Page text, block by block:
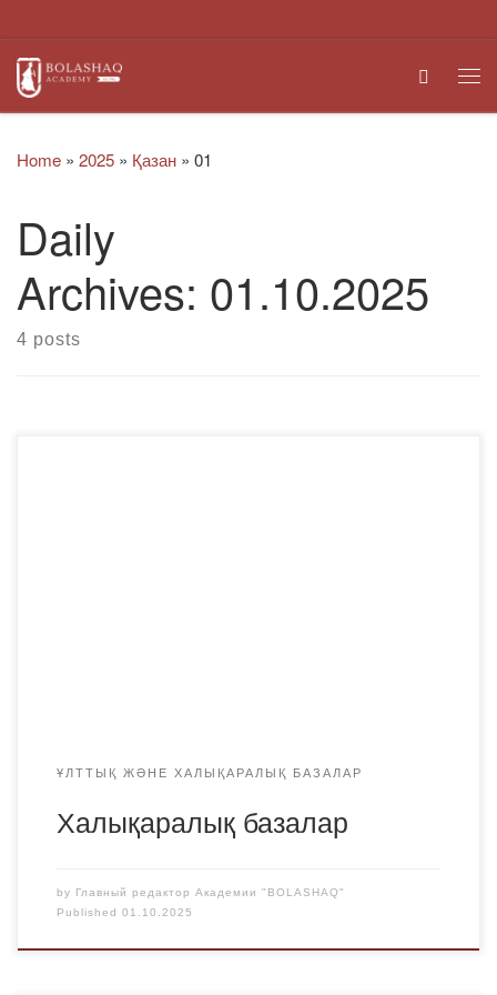
Search
Home » 2025 » Қазан » 01
Daily
Archives: 01.10.2025
4 posts
ҰЛТТЫҚ ЖӘНЕ ХАЛЫҚАРАЛЫҚ БАЗАЛАР
Халықаралық базалар
by Главный редактор Академии "BOLASHAQ"
Published 01.10.2025